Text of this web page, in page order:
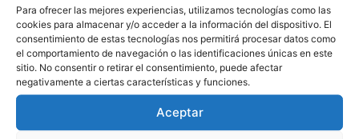
Para ofrecer las mejores experiencias, utilizamos tecnologías como las
cookies para almacenar y/o acceder a la información del dispositivo. El
consentimiento de estas tecnologías nos permitirá procesar datos como
el comportamiento de navegación o las identificaciones únicas en este
sitio. No consentir o retirar el consentimiento, puede afectar
negativamente a ciertas características y funciones.
Aceptar